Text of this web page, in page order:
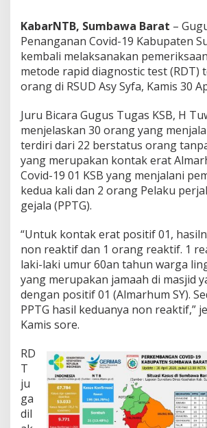
a
s
i
l
R
D
1
K
o
n
t
a
E
t
d
n
1
T
e
n
a
K
s
e
KabarNTB, Sumbawa Barat –
Penanganan Covid-19 Kabupaten
kembali melaksanakan
metode rapid diagnostic test (RDT)
orang di RSUD Asy Syfa, Kamis 30
Juru Bicara Gugus Tugas KSB, H
menjelaskan 30 orang yang
terdiri dari 22 berstatus orang
yang merupakan kontak erat
Covid-19 01 KSB yang menjalani
kedua kali dan 2 orang Pelaku
gejala (PPTG).
“Untuk kontak erat positif 01,
non reaktif dan 1 orang reaktif. 1
laki-laki umur 60an tahun warga
yang merupakan jamaah di masjid
dengan positif 01 (Almarhum SY).
PPTG hasil keduanya non reaktif,”
Kamis sore.
RD
T
ju
ga
dil